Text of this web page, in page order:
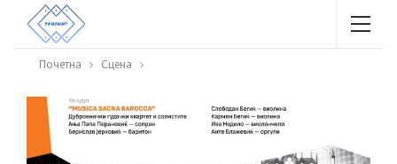
Почетна Сцена